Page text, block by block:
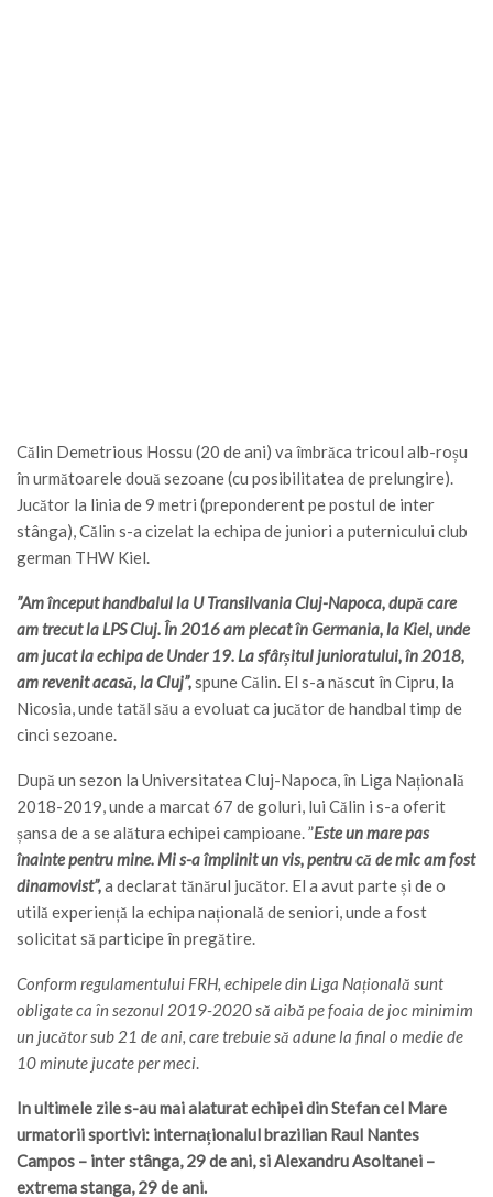
Călin Demetrious Hossu (20 de ani) va îmbrăca tricoul alb-roșu
în următoarele două sezoane (cu posibilitatea de prelungire).
Jucător la linia de 9 metri (preponderent pe postul de inter
stânga), Călin s-a cizelat la echipa de juniori a puternicului club
german THW Kiel.
”Am început handbalul la U Transilvania Cluj-Napoca, după care
am trecut la LPS Cluj. În 2016 am plecat în Germania, la Kiel, unde
am jucat la echipa de Under 19. La sfârșitul junioratului, în 2018,
am revenit acasă, la Cluj”,spune Călin. El s-a născut în Cipru, la
Nicosia, unde tatăl său a evoluat ca jucător de handbal timp de
cinci sezoane.
După un sezon la Universitatea Cluj-Napoca, în Liga Națională
2018-2019, unde a marcat 67 de goluri, lui Călin i s-a oferit
șansa de a se alătura echipei campioane. ”Este un mare pas
înainte pentru mine. Mi s-a împlinit un vis, pentru că de mic am fost
dinamovist”,a declarat tănărul jucător. El a avut parte și de o
utilă experiență la echipa națională de seniori, unde a fost
solicitat să participe în pregătire.
Conform regulamentului FRH, echipele din Liga Națională sunt
obligate ca în sezonul 2019-2020 să aibă pe foaia de joc minimim
un jucător sub 21 de ani, care trebuie să adune la final o medie de
10 minute jucate per meci.
In ultimele zile s-au mai alaturat echipei din Stefan cel Mare
urmatorii sportivi: internaționalul brazilian Raul Nantes
Campos – inter stânga, 29 de ani, si Alexandru Asoltanei –
extrema stanga, 29 de ani.